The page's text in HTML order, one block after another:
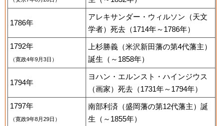
1786年
アレキサンダー・ウィルソン（天文
学者）死去（1714年～1786年）
1792年
（寛政4年9月3日）
上杉勝義（米沢新田藩の第4代藩主）
誕生（～1858年）
1794年
ヨハン・エルンスト・ハインジウス
（画家）死去（1731年～1794年）
1797年
（寛政9年8月29日）
南部利済（盛岡藩の第12代藩主）誕
生（～1855年）